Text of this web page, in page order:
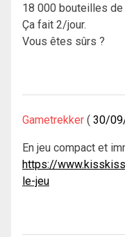
18 000 bouteilles de
Ça fait 2/jour.
Vous êtes sûrs ?
Gametrekker 30/
En jeu compact et
https://
le-jeu